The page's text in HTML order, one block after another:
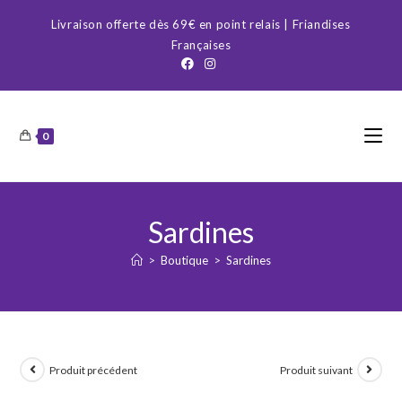
Livraison offerte dès 69€ en point relais | Friandises
Françaises
0
Sardines
> Boutique > Sardines
Produit précédent Produit suivant